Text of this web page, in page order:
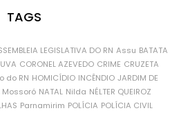
TAGS
LEGISLATIVA DO RN Assu BATATA
CORONEL AZEVEDO CRIME CRUZETA
do RN HOMICÍDIO INCÊNDIO JARDIM DE
Mossoró NATAL Nilda NÉLTER QUEIROZ
Parnamirim POLÍCIA POLÍCIA CIVIL